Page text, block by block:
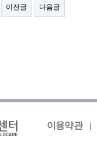
이전글 다음글
이용약관